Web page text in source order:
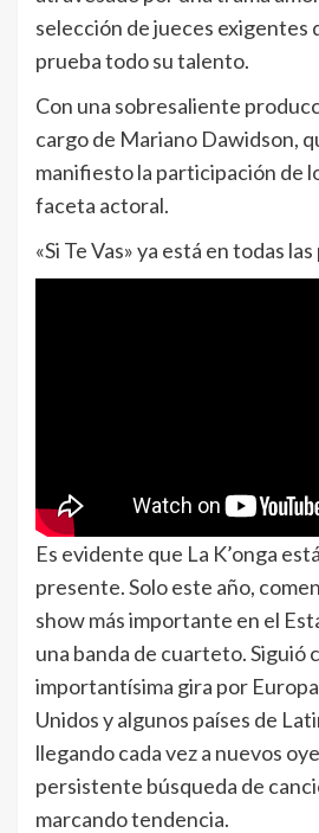
selección de jueces exigentes
prueba todo su talento.
Con una sobresaliente
cargo de Mariano Dawidson,
manifiesto la participación de
faceta actoral.
«Si Te Vas» ya está en todas
Es evidente que La K’onga
presente. Solo este año,
show más importante en el
una banda de cuarteto. Siguió
importantísima gira por
Unidos y algunos países de
llegando cada vez a nuevos
persistente búsqueda de
marcando tendencia.